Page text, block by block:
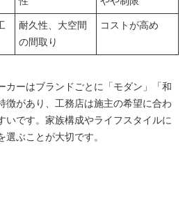
耐久性、大空間
の間取り
コストが高め
カーはブランドごとに「モダン」「和
徴があり、工務店は施主の希望に合わ
いです。家族構成やライフスタイルに
ぶことが大切です。